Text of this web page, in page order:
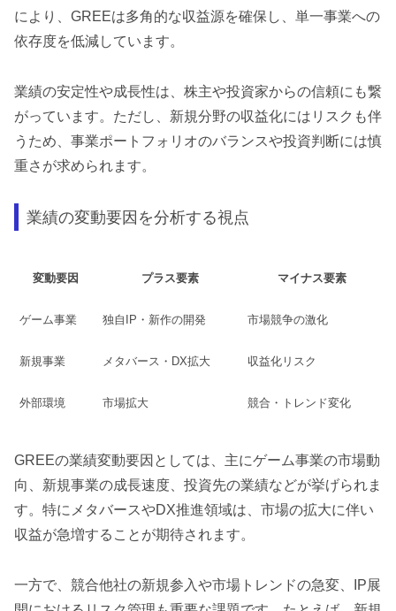
により、GREEは多角的な収益源を確保し、単一事業への
依存度を低減しています。
業績の安定性や成長性は、株主や投資家からの信頼にも繋
がっています。ただし、新規分野の収益化にはリスクも伴
うため、事業ポートフォリオのバランスや投資判断には慎
重さが求められます。
業績の変動要因を分析する視点
変動要因 プラス要素 マイナス要素
ゲーム事業 独自IP・新作の開発 市場競争の激化
新規事業 メタバース・DX拡大 収益化リスク
外部環境 市場拡大 競合・トレンド変化
GREEの業績変動要因としては、主にゲーム事業の市場動
向、新規事業の成長速度、投資先の業績などが挙げられま
す。特にメタバースやDX推進領域は、市場の拡大に伴い
収益が急増することが期待されます。
一方で、競合他社の新規参入や市場トレンドの急変、IP展